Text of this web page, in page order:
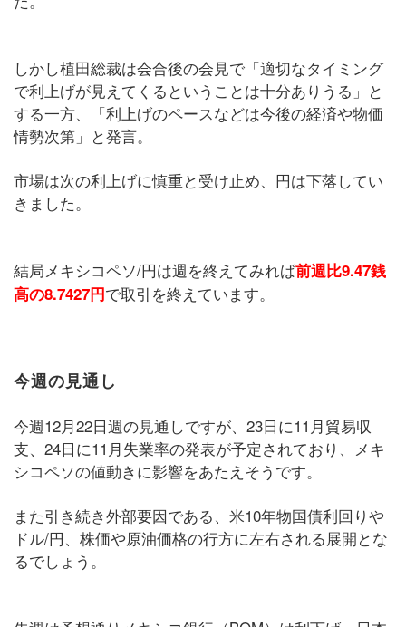
しかし植田総裁は会合後の会見で「適切なタイミング
で利上げが見えてくるということは十分ありうる」と
する一方、「利上げのペースなどは今後の経済や物価
情勢次第」と発言。
市場は次の利上げに慎重と受け止め、円は下落してい
きました。
結局メキシコペソ/円は週を終えてみれば前週比9.47銭
高の8.7427円で取引を終えています。
今週の見通し
今週12月22日週の見通しですが、23日に11月貿易収
支、24日に11月失業率の発表が予定されており、メキ
シコペソの値動きに影響をあたえそうです。
また引き続き外部要因である、米10年物国債利回りや
ドル/円、株価や原油価格の行方に左右される展開とな
るでしょう。